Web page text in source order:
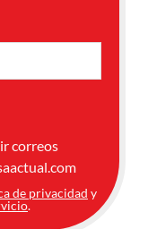
correos
de privacidad y
.